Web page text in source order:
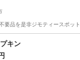
を是非ジモティースポット
他キン